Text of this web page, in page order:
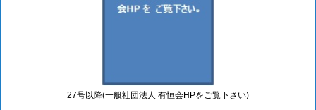
27号以降(一般社団法人 有恒会HPをご覧下さい)